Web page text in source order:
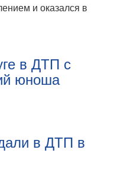
и оказался в
в ДТП с
юноша
в ДТП в